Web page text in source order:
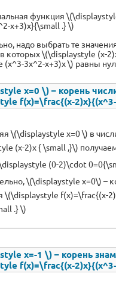
функция
x+3)x}{\small .} \)
надо выбрать те
которых \(\displaystyle (x-
(x^3-3x^2-x+3)x \) равны
x=0 \) – корень
f(x)=\frac{(x-
\(\displaystyle x=0 \) в
(x-2)x { \small ,}\)
(0-2)\cdot
\(\displaystyle x=0\) –
\(\displaystyle f(x)=\frac{(x-
.} \)
x=-1 \) – корень
f(x)=\frac{(x-